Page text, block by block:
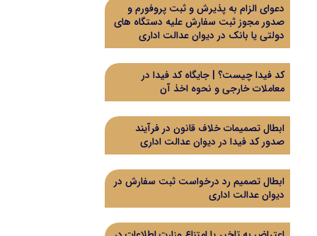
دعوای الزام به پذیرش و ثبت پروفورم و
صدور مجوز ثبت سفارش علیه دستگاه های
دولتی یا بانک در دیوان عدالت اداری
کد فیدا چیست؟ | جایگاه کد فیدا در
معاملات خارجی و نحوه اخذ آن
ابطال تصمیمات خلاف قانون در فرآیند
صدور کد فیدا در دیوان عدالت اداری
ابطال تصمیم رد درخواست ثبت سفارش در
دیوان عدالت اداری